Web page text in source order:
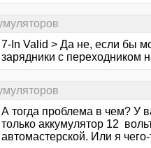
7-In Valid > Да не, если бы
зарядники с переходником
А тогда проблема в чем? У
только аккумулятор 12
автомастерской. Или я